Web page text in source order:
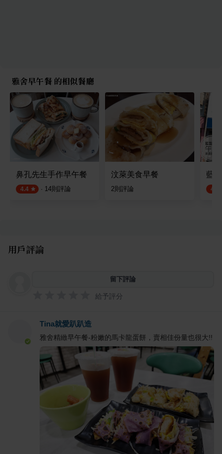
雅舍早午餐 的相似餐廳
鼻孔先生手作早午餐
4.4 · 14則評論
汶萊美食早餐
2則評論
藍
4.4
用戶評論
留下評論
給予評分
Tina就愛趴趴造
雅舍精緻早午餐-粉嫩的馬卡龍蛋餅，賣相佳份量也很大!!